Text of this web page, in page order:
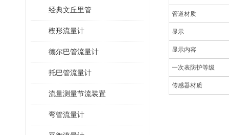
经典文丘里管
楔形流量计
德尔巴管流量计
托巴管流量计
流量测量节流装置
弯管流量计
管道材质
显示
显示内容
一次表防护等级
传感器材质